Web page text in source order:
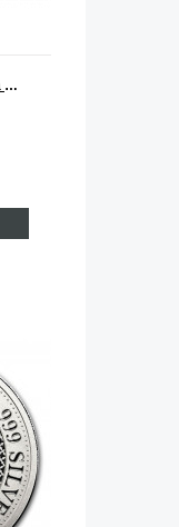
St. Helena 2019 Cash India Wildlife - The Bengal Tiger Silber 1 oz